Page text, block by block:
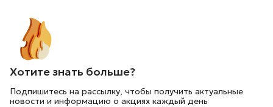
Хотите знать больше?
Подпишитесь на рассылку, чтобы получить актуальные
новости и информацию о акциях каждый день